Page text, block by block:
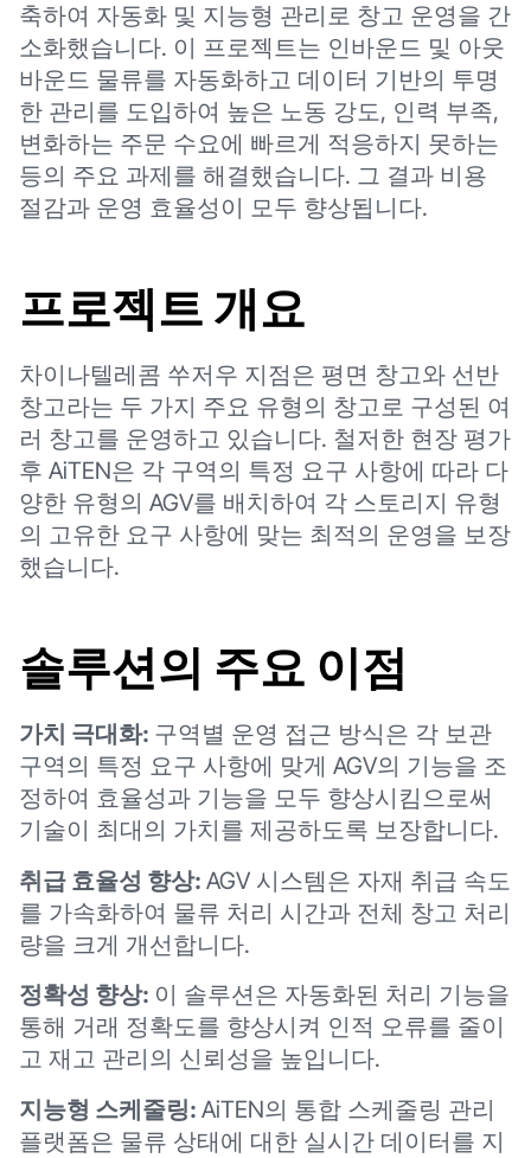
축하여 자동화 및 지능형 관리로 창고 운영을 간
소화했습니다. 이 프로젝트는 인바운드 및 아웃
바운드 물류를 자동화하고 데이터 기반의 투명
한 관리를 도입하여 높은 노동 강도, 인력 부족,
변화하는 주문 수요에 빠르게 적응하지 못하는
등의 주요 과제를 해결했습니다. 그 결과 비용
절감과 운영 효율성이 모두 향상됩니다.
프로젝트 개요
차이나텔레콤 쑤저우 지점은 평면 창고와 선반
창고라는 두 가지 주요 유형의 창고로 구성된 여
러 창고를 운영하고 있습니다. 철저한 현장 평가
후 AiTEN은 각 구역의 특정 요구 사항에 따라 다
양한 유형의 AGV를 배치하여 각 스토리지 유형
의 고유한 요구 사항에 맞는 최적의 운영을 보장
했습니다.
솔루션의 주요 이점
가치 극대화: 구역별 운영 접근 방식은 각 보관
구역의 특정 요구 사항에 맞게 AGV의 기능을 조
정하여 효율성과 기능을 모두 향상시킴으로써
기술이 최대의 가치를 제공하도록 보장합니다.
취급 효율성 향상: AGV 시스템은 자재 취급 속도
를 가속화하여 물류 처리 시간과 전체 창고 처리
량을 크게 개선합니다.
정확성 향상: 이 솔루션은 자동화된 처리 기능을
통해 거래 정확도를 향상시켜 인적 오류를 줄이
고 재고 관리의 신뢰성을 높입니다.
지능형 스케줄링: AiTEN의 통합 스케줄링 관리
플랫폼은 물류 상태에 대한 실시간 데이터를 지